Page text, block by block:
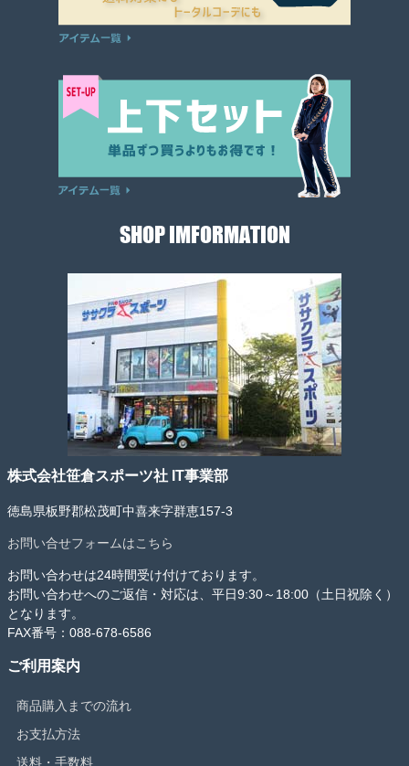
SHOP IMFORMATION
株式会社笹倉スポーツ社 IT事業部
徳島県板野郡松茂町中喜来字群恵157-3
お問い合せフォームはこちら
お問い合わせは24時間受け付けております。
お問い合わせへのご返信・対応は、平日9:30～18:00（土日祝除く）
となります。
FAX番号：088-678-6586
ご利用案内
商品購入までの流れ
お支払方法
送料・手数料